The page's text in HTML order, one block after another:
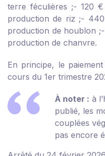
terre féculières ;- 120
production de riz ;-
production de houblon ;
production de chanvre.
En principe, le
cours du 1er trimestre
À noter : à
publié, les
couplées
pas encore